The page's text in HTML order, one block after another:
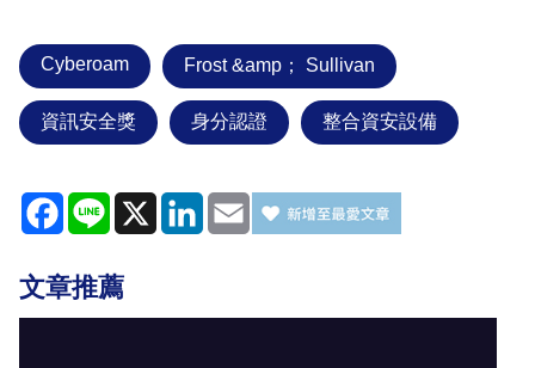
Cyberoam Frost &amp； Sullivan
資訊安全獎 身分認證 整合資安設備
Facebook
Line X LinkedIn
Email
文章推薦